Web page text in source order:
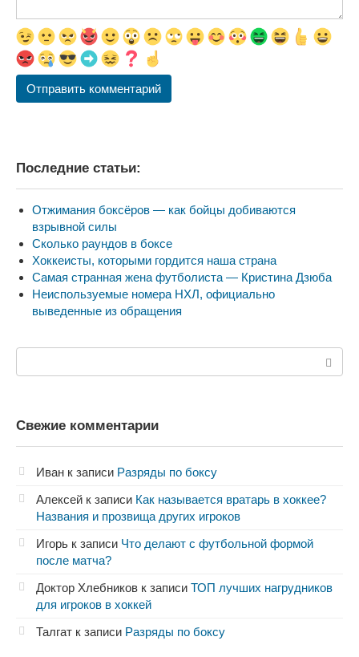
Последние статьи:
Отжимания боксёров — как бойцы добиваются
взрывной силы
Сколько раундов в боксе
Хоккеисты, которыми гордится наша страна
Самая странная жена футболиста — Кристина Дзюба
Неиспользуемые номера НХЛ, официально
выведенные из обращения
Свежие комментарии
Иван к записи Разряды по боксу
Алексей к записи Как называется вратарь в хоккее?
Названия и прозвища других игроков
Игорь к записи Что делают с футбольной формой
после матча?
Доктор Хлебников к записи ТОП лучших нагрудников
для игроков в хоккей
Талгат к записи Разряды по боксу